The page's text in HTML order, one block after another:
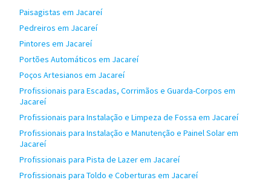
Paisagistas em Jacareí
Pedreiros em Jacareí
Pintores em Jacareí
Portões Automáticos em Jacareí
Poços Artesianos em Jacareí
Profissionais para Escadas, Corrimãos e Guarda-Corpos em
Jacareí
Profissionais para Instalação e Limpeza de Fossa em Jacareí
Profissionais para Instalação e Manutenção e Painel Solar em
Jacareí
Profissionais para Pista de Lazer em Jacareí
Profissionais para Toldo e Coberturas em Jacareí